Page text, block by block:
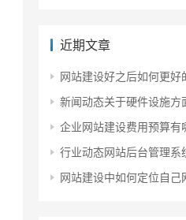
近期文章
网站建设好之后如何更好
新闻动态关于硬件设施方
企业网站建设费用预算有
行业动态网站后台管理系
网站建设中如何定位自己